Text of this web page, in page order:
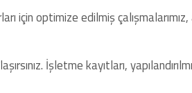
için optimize edilmiş
İşletme kayıtları,